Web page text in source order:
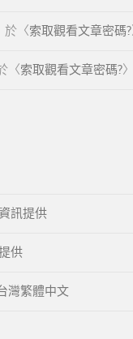
於〈索取觀看文章密碼?
〈索取觀看文章密碼?
訊提供
供
灣繁體中文